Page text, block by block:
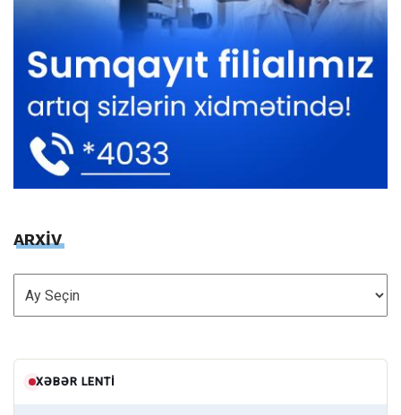
ARXİV
ARXİV
XƏBƏR LENTI